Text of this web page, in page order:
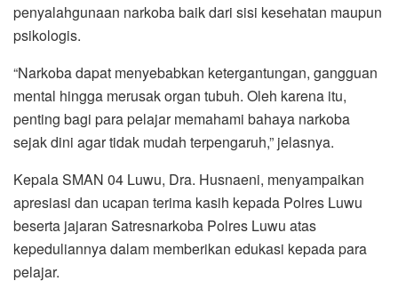
penyalahgunaan narkoba baik dari sisi kesehatan maupun
psikologis.
“Narkoba dapat menyebabkan ketergantungan, gangguan
mental hingga merusak organ tubuh. Oleh karena itu,
penting bagi para pelajar memahami bahaya narkoba
sejak dini agar tidak mudah terpengaruh,” jelasnya.
Kepala SMAN 04 Luwu, Dra. Husnaeni, menyampaikan
apresiasi dan ucapan terima kasih kepada Polres Luwu
beserta jajaran Satresnarkoba Polres Luwu atas
kepeduliannya dalam memberikan edukasi kepada para
pelajar.